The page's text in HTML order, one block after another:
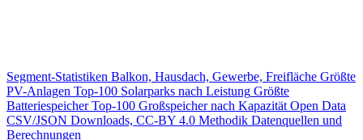
Segment-Statistiken Balkon, Hausdach, Gewerbe, Freifläche Größte
PV-Anlagen Top-100 Solarparks nach Leistung Größte
Batteriespeicher Top-100 Großspeicher nach Kapazität Open Data
CSV/JSON Downloads, CC-BY 4.0 Methodik Datenquellen und
Berechnungen